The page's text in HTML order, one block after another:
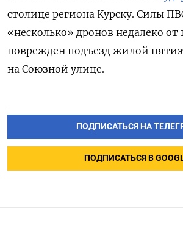
столице региона Курску. Силы
«несколько» дронов недалеко от
поврежден подъезд жилой
на Союзной улице.
ПОДПИСАТЬСЯ НА
ПОДПИСАТЬСЯ В